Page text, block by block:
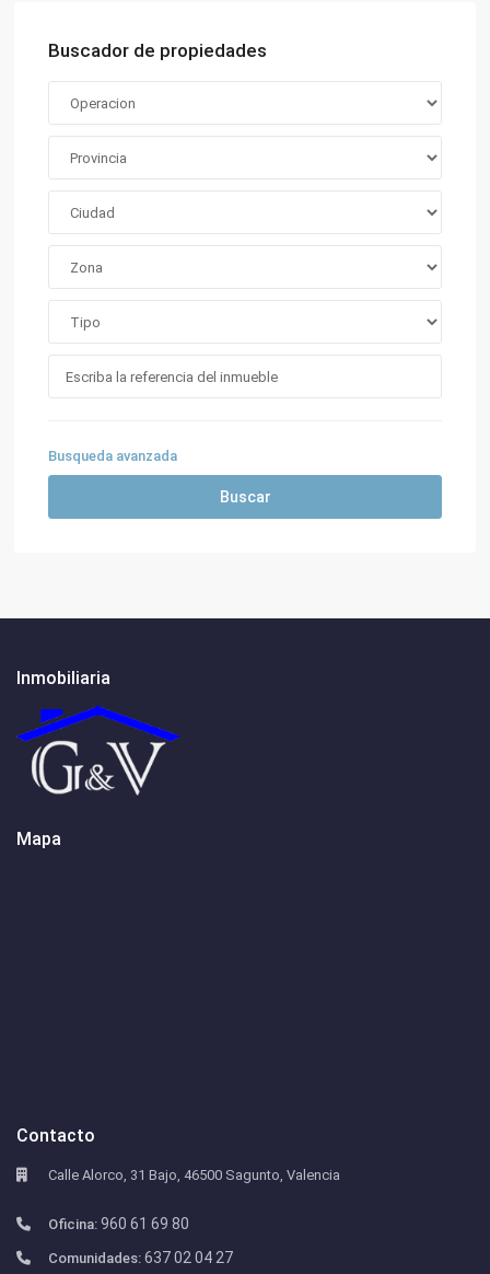
Buscador de propiedades
Busqueda avanzada
Buscar
Inmobiliaria
Mapa
Contacto
Calle Alorco, 31 Bajo, 46500 Sagunto, Valencia
Oficina: 960 61 69 80
Comunidades: 637 02 04 27